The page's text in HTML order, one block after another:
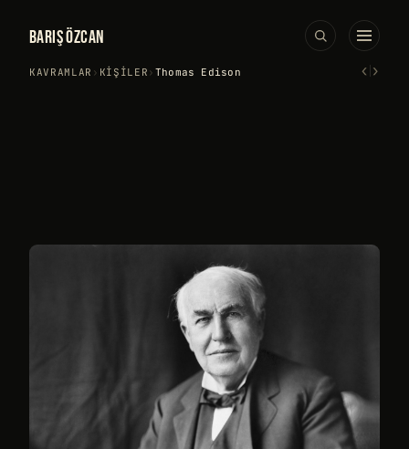
BARIŞ ÖZCAN
KAVRAMLAR › KIŞILER › Thomas Edison ‹›